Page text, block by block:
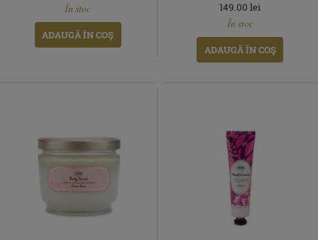
În stoc
ADAUGĂ ÎN COŞ
149.00 lei
În stoc
ADAUGĂ ÎN COŞ